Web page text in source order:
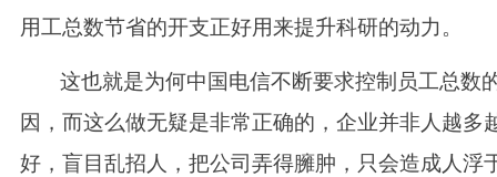
用工总数节省的开支正好用来提升科研的动力。
这也就是为何中国电信不断要求控制员工总数
因，而这么做无疑是非常正确的，企业并非人越多
好，盲目乱招人，把公司弄得臃肿，只会造成人浮